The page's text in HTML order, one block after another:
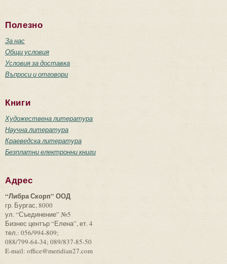
Полезно
За нас
Общи условия
Условия за доставка
Въпроси и отговори
Книги
Художествена литература
Научна литература
Краеведска литература
Безплатни електронни книги
Адрес
“Либра Скорп” ООД
гр. Бургас, 8000
ул. “Съединение” №5
Бизнес център “Елена”, ет. 4
тел.: 056/994-809;
088/799-64-34; 089/837-85-50
E-mail: office@meridian27.com